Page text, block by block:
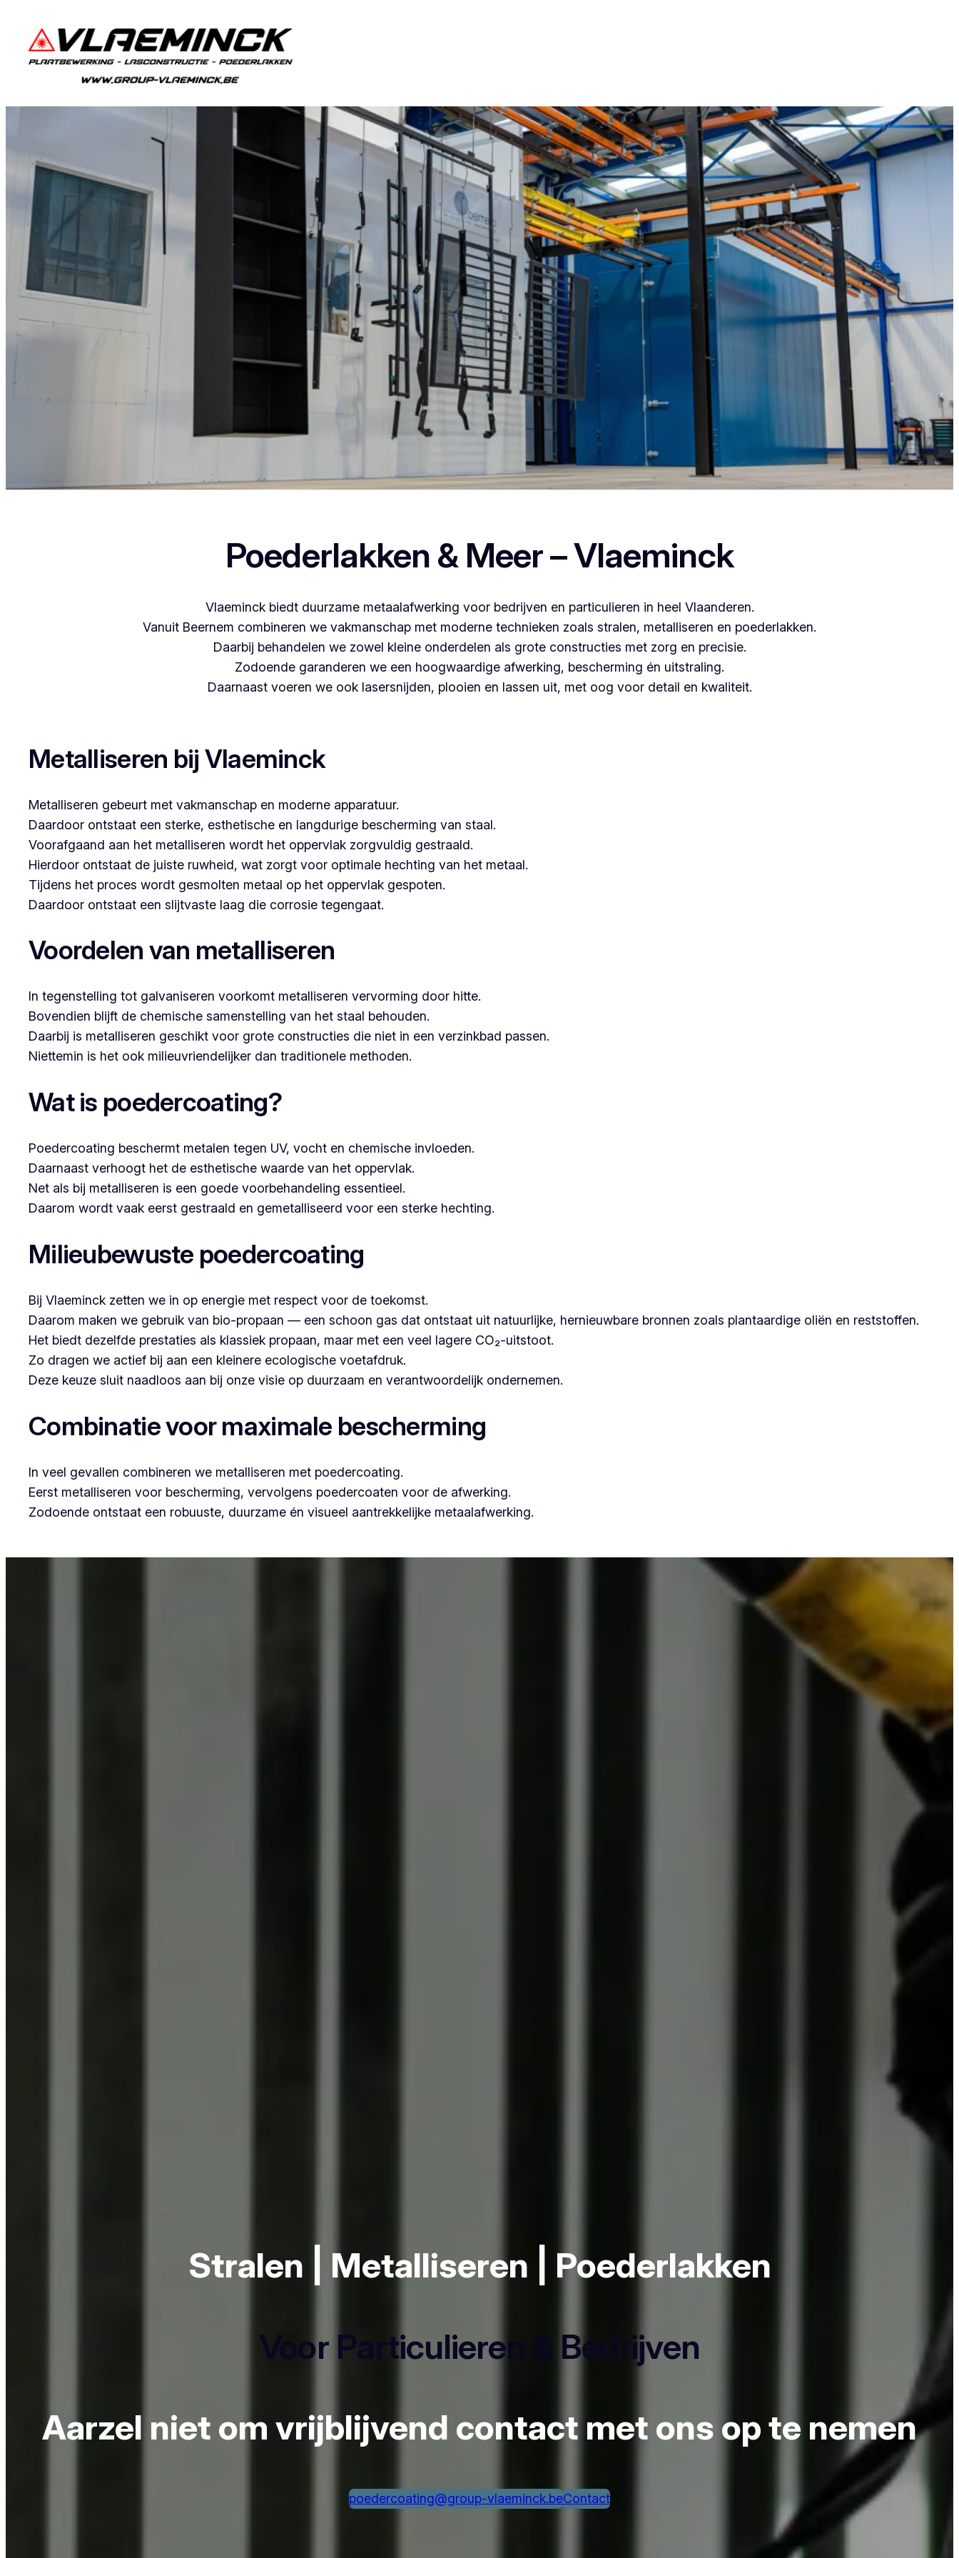
Poederlakken & Meer – Vlaeminck
Vlaeminck biedt duurzame metaalafwerking voor bedrijven en particulieren in heel Vlaanderen.
Vanuit Beernem combineren we vakmanschap met moderne technieken zoals stralen, metalliseren en poederlakken.
Daarbij behandelen we zowel kleine onderdelen als grote constructies met zorg en precisie.
Zodoende garanderen we een hoogwaardige afwerking, bescherming én uitstraling.
Daarnaast voeren we ook lasersnijden, plooien en lassen uit, met oog voor detail en kwaliteit.
Metalliseren bij Vlaeminck
Metalliseren gebeurt met vakmanschap en moderne apparatuur.
Daardoor ontstaat een sterke, esthetische en langdurige bescherming van staal.
Voorafgaand aan het metalliseren wordt het oppervlak zorgvuldig gestraald.
Hierdoor ontstaat de juiste ruwheid, wat zorgt voor optimale hechting van het metaal.
Tijdens het proces wordt gesmolten metaal op het oppervlak gespoten.
Daardoor ontstaat een slijtvaste laag die corrosie tegengaat.
Voordelen van metalliseren
In tegenstelling tot galvaniseren voorkomt metalliseren vervorming door hitte.
Bovendien blijft de chemische samenstelling van het staal behouden.
Daarbij is metalliseren geschikt voor grote constructies die niet in een verzinkbad passen.
Niettemin is het ook milieuvriendelijker dan traditionele methoden.
Wat is poedercoating?
Poedercoating beschermt metalen tegen UV, vocht en chemische invloeden.
Daarnaast verhoogt het de esthetische waarde van het oppervlak.
Net als bij metalliseren is een goede voorbehandeling essentieel.
Daarom wordt vaak eerst gestraald en gemetalliseerd voor een sterke hechting.
Milieubewuste poedercoating
Bij Vlaeminck zetten we in op energie met respect voor de toekomst.
Daarom maken we gebruik van bio-propaan — een schoon gas dat ontstaat uit natuurlijke, hernieuwbare bronnen zoals plantaardige oliën en reststoffen.
Het biedt dezelfde prestaties als klassiek propaan, maar met een veel lagere CO₂-uitstoot.
Zo dragen we actief bij aan een kleinere ecologische voetafdruk.
Deze keuze sluit naadloos aan bij onze visie op duurzaam en verantwoordelijk ondernemen.
Combinatie voor maximale bescherming
In veel gevallen combineren we metalliseren met poedercoating.
Eerst metalliseren voor bescherming, vervolgens poedercoaten voor de afwerking.
Zodoende ontstaat een robuuste, duurzame én visueel aantrekkelijke metaalafwerking.
Stralen | Metalliseren | Poederlakken
Voor Particulieren & Bedrijven
Aarzel niet om vrijblijvend contact met ons op te nemen
poedercoating@group-vlaeminck.beContact